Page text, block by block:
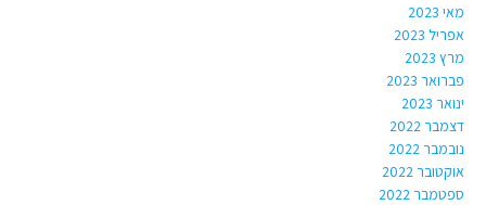
מאי 2023
אפריל 2023
מרץ 2023
פברואר 2023
ינואר 2023
דצמבר 2022
נובמבר 2022
אוקטובר 2022
ספטמבר 2022